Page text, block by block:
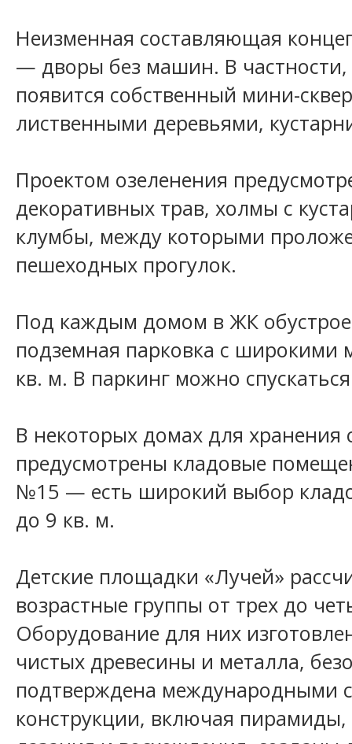
Неизменная составляющая
— дворы без машин. В
появится собственный мини-
лиственными деревьями,
Проектом озеленения
декоративных трав, холмы с
клумбы, между которыми
пешеходных прогулок.
Под каждым домом в ЖК
подземная парковка с
кв. м. В паркинг можно
В некоторых домах для хранения
предусмотрены кладовые
№15 — есть широкий выбор
до 9 кв. м.
Детские площадки «Лучей»
возрастные группы от трех до
Оборудование для них
чистых древесины и металла,
подтверждена международными
конструкции, включая